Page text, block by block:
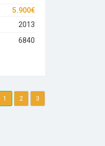
5.900€
2013
6840
1 2 3